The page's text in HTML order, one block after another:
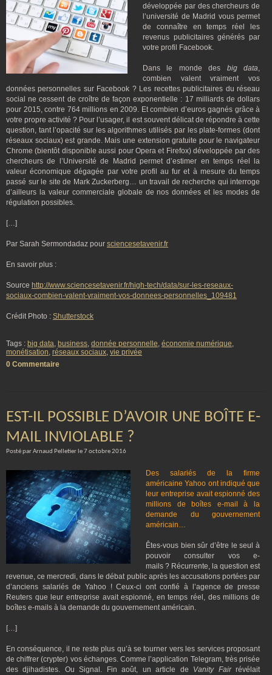
développée par des chercheurs de
l’université de Madrid vous permet
de connaître en temps réel les
revenus publicitaires générés par
votre profil Facebook.
Dans le monde des big data,
combien valent vraiment vos
données personnelles sur Facebook ? Les recettes publicitaires du réseau
social ne cessent de croître de façon exponentielle : 17 milliards de dollars
pour 2015, contre 764 millions en 2009. Et combien d’euros gagnés grâce à
votre propre activité ? Pour l’usager, il est souvent délicat de répondre à cette
question, tant l’opacité sur les algorithmes utilisés par les plate-formes (dont
réseaux sociaux) est grande. Mais une extension gratuite pour le navigateur
Chrome (bientôt disponible aussi pour Opera et Firefox) développée par des
chercheurs de l’Université de Madrid permet d’estimer en temps réel la
valeur économique dégagée par votre profil au fur et à mesure du temps
passé sur le site de Mark Zuckerberg… un travail de recherche qui interroge
d’ailleurs la valeur commerciale globale de nos données et les modes de
régulation possibles.
[…]
Par Sarah Sermondadaz pour sciencesetavenir.fr
En savoir plus :
Source http://www.sciencesetavenir.fr/high-tech/data/sur-les-reseaux-
sociaux-combien-valent-vraiment-vos-donnees-personnelles_109481
Crédit Photo : Shutterstock
Tags : big data, business, donnée personnelle, économie numérique,
monétisation, réseaux sociaux, vie privée
0 Commentaire
EST-IL POSSIBLE D’AVOIR UNE BOÎTE E-
MAIL INVIOLABLE ?
Posté par Arnaud Pelletier le 7 octobre 2016
Des salariés de la firme
américaine Yahoo ont indiqué que
leur entreprise avait espionné des
millions de boîtes e-mail à la
demande du gouvernement
américain…
Êtes-vous bien sûr d’être le seul à
pouvoir consulter vos e-
mails ? Récurrente, la question est
revenue, ce mercredi, dans le débat public après les accusations portées par
d’anciens salariés de Yahoo ! Ceux-ci ont confié à l’agence de presse
Reuters que leur entreprise avait espionné, en temps réel, des millions de
boîtes e-mails à la demande du gouvernement américain.
[…]
En conséquence, il ne reste plus qu’à se tourner vers les services proposant
de chiffrer (crypter) vos échanges. Comme l’application Telegram, très prisée
des djihadistes. Ou Signal. Fin août, un article de Vanity Fairrévélait